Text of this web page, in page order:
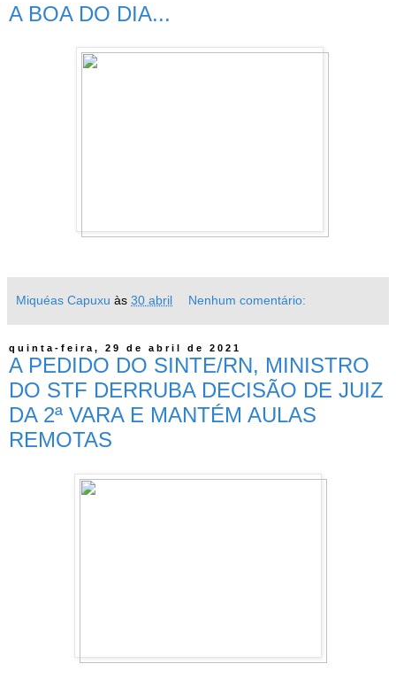
A BOA DO DIA...
Miquéas Capuxu às 30 abril Nenhum comentário:
quinta-feira, 29 de abril de 2021
A PEDIDO DO SINTE/RN, MINISTRO
DO STF DERRUBA DECISÃO DE JUIZ
DA 2ª VARA E MANTÉM AULAS
REMOTAS